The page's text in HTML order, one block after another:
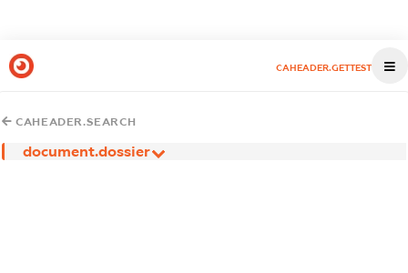
CAHEADER.GETTEST
CAHEADER.SEARCH
document.dossier